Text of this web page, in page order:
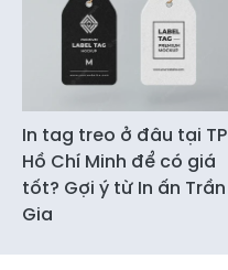
In tag treo ở đâu tại TP
Hồ Chí Minh để có giá
tốt? Gợi ý từ In ấn Trần
Gia